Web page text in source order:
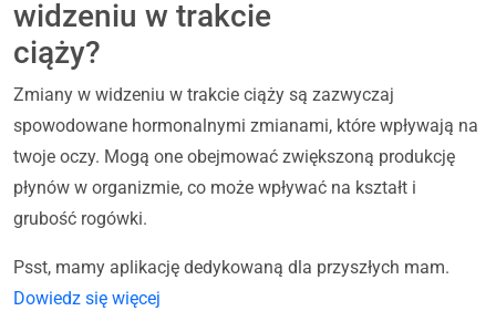
widzeniu w trakcie
ciąży?
Zmiany w widzeniu w trakcie ciąży są zazwyczaj
spowodowane hormonalnymi zmianami, które wpływają na
twoje oczy. Mogą one obejmować zwiększoną produkcję
płynów w organizmie, co może wpływać na kształt i
grubość rogówki.
Psst, mamy aplikację dedykowaną dla przyszłych mam.
Dowiedz się więcej